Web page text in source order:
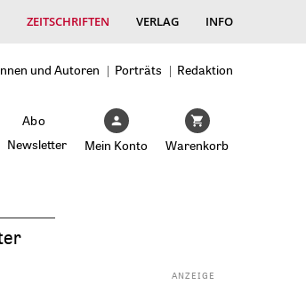
ZEITSCHRIFTEN VERLAG INFO
und Autoren Porträts
Redaktion
Abo
Newsletter
Mein Konto Warenkorb